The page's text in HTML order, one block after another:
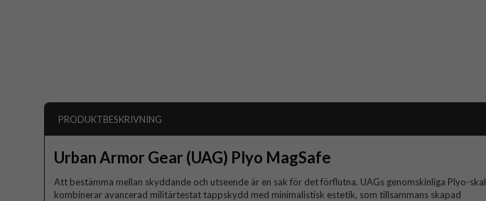
PRODUKTBESKRIVNING
Urban Armor Gear (UAG) Plyo MagSafe
Att bestämma mellan skyddande och utseende är en sak för det förflutna. UAGs genomskinliga Plyo-skal
kombinerar avancerad militärtestat tappskydd med minimalistisk estetik, som tillsammans skapad